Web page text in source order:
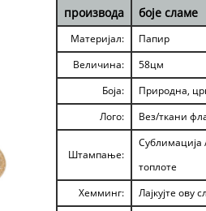
производа
боје сламе
Материјал:
Папир
Величина:
58цм
Боја:
Природна,
Лого:
Вез/ткани
Штампање:
топлоте
Хемминг:
Лајкујте ову